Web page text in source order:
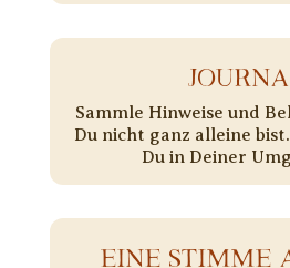
Sammle Hinweise und
Du nicht ganz alleine
Du in Deiner
EINE STIMME